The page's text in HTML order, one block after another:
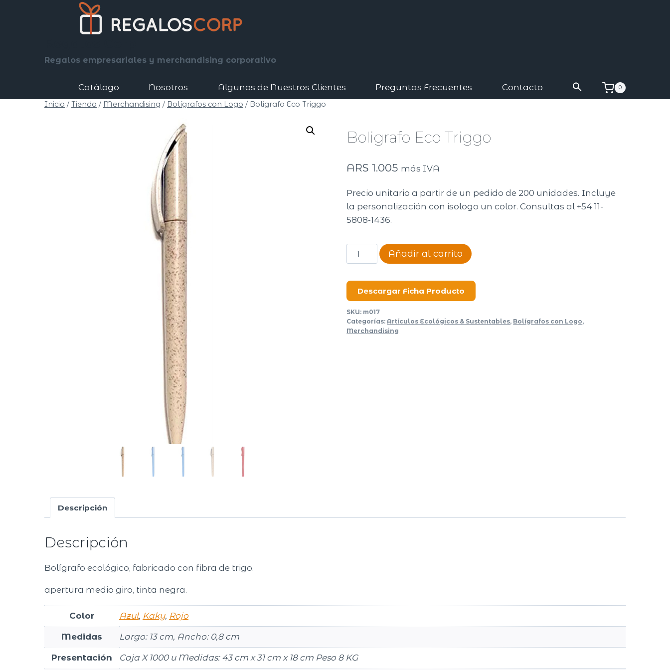
Regalos empresariales y merchandising corporativo
Catálogo Nosotros Algunos de Nuestros Clientes Preguntas Frecuentes Contacto 0
Inicio / Tienda / Merchandising / Bolígrafos con Logo / Boligrafo Eco Triggo
Boligrafo Eco Triggo
ARS 1.005 más IVA
Precio unitario a partir de un pedido de 200 unidades. Incluye
la personalización con isologo un color. Consultas al +54 11-
5808-1436.
Boligrafo
Eco
cantidad
Añadir al carrito
Descargar Ficha Producto
SKU: m017
Categorías: Artículos Ecológicos & Sustentables, Bolígrafos con Logo,
Merchandising
Descripción
Descripción
Bolígrafo ecológico, fabricado con fibra de trigo.
apertura medio giro, tinta negra.
Color Azul, Kaky, Rojo
Medidas Largo: 13 cm, Ancho: 0,8 cm
Presentación Caja X 1000 u Medidas: 43 cm x 31 cm x 18 cm Peso 8 KG